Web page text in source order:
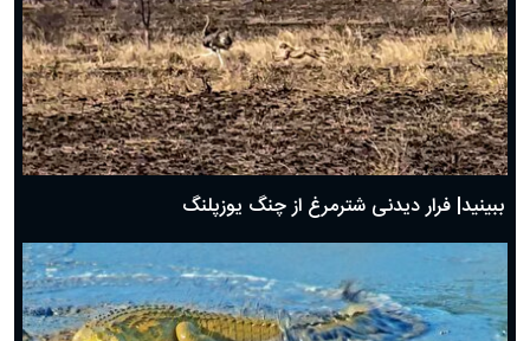
ببینید| فرار دیدنی شترمرغ از چنگ یوزپلنگ